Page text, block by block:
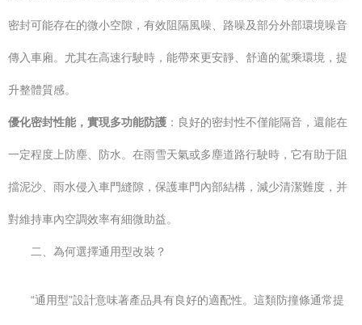
密封可能存在的微小空隙，有效阻隔風噪、路噪及部分外部環境噪音
傳入車廂。尤其在高速行駛時，能帶來更安靜、舒適的駕乘環境，提
升整體質感。
優化密封性能，實現多功能防護 ：良好的密封性不僅能隔音，還能在
一定程度上防塵、防水。在雨雪天氣或多塵道路行駛時，它有助于阻
擋泥沙、雨水侵入車門縫隙，保護車門內部結構，減少清潔難度，并
對維持車內空調效率有細微助益。
二、為何選擇通用型改裝？
“通用型”設計意味著產品具有良好的適配性。這類防撞條通常提